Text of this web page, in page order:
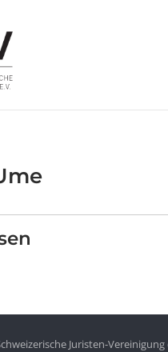
Juristen-Vereinigung